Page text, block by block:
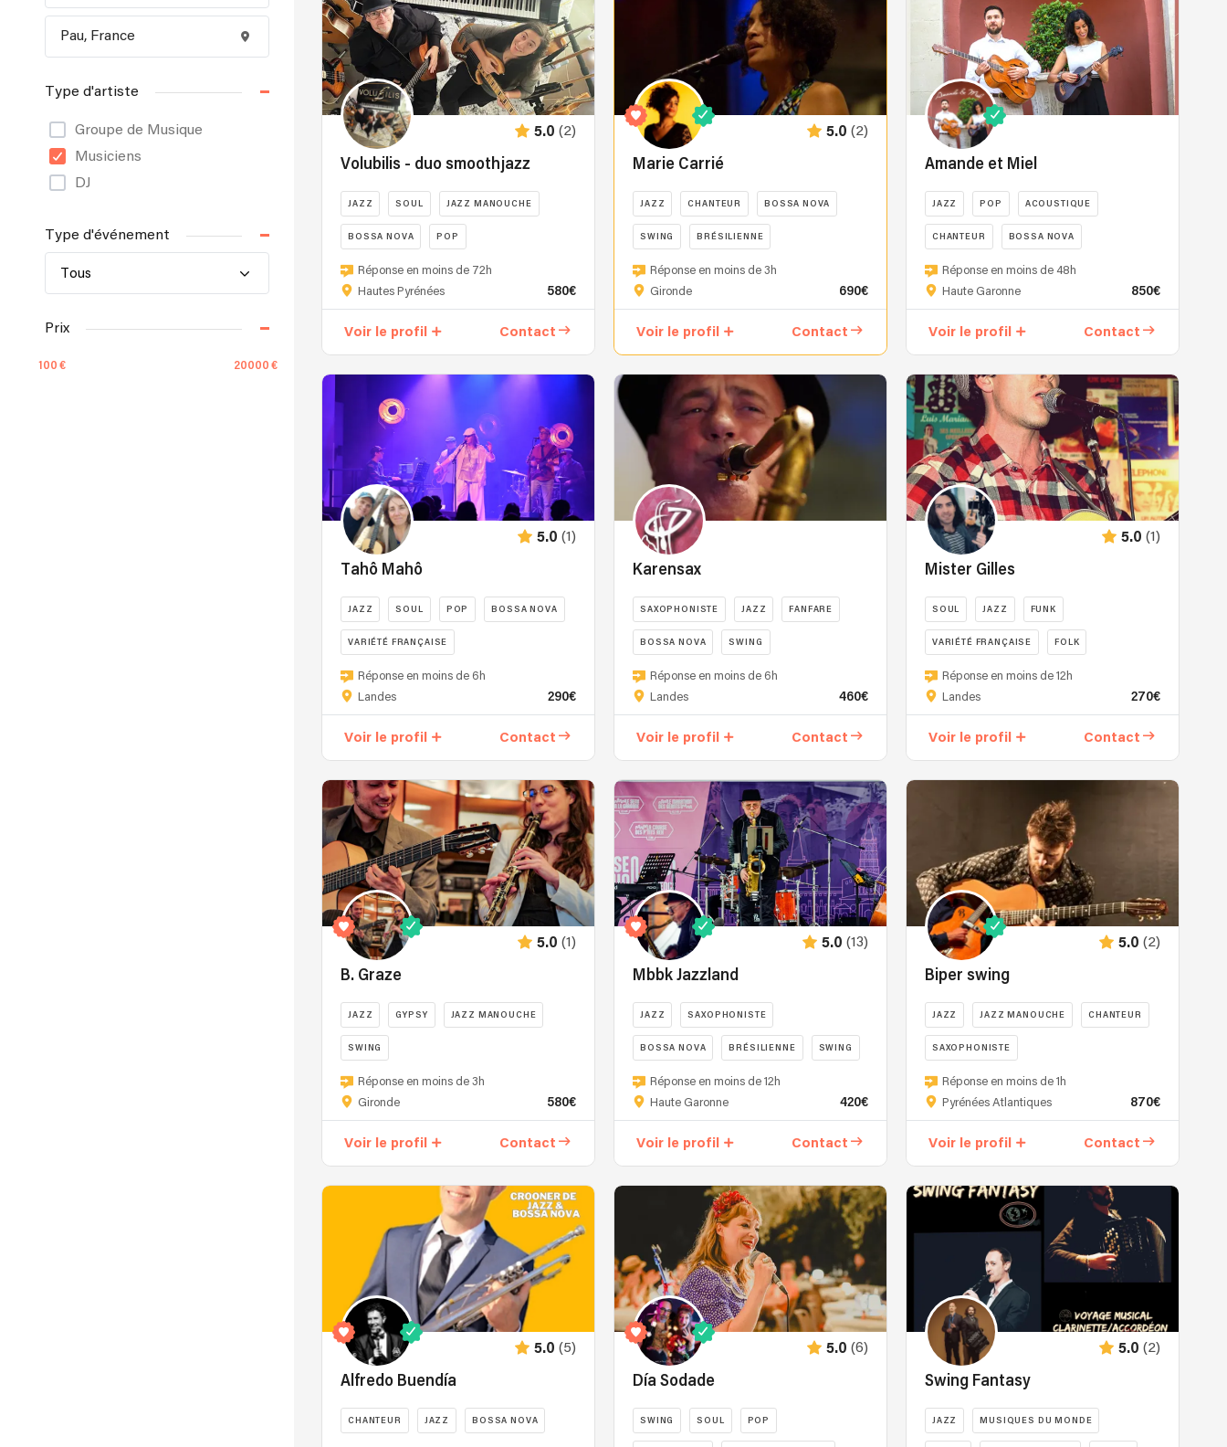
Type d'artiste
Groupe de Musique
Musiciens
DJ
Type d'événement
Tous
Prix
100 20000
5.0 (2)
Volubilis - duo smoothjazz
JAZZ SOUL JAZZ MANOUCHE
BOSSA NOVA POP
Réponse en moins de 72h
Hautes Pyrénées
580€
Voir le profil Contact
5.0 (2)
Marie Carrié
JAZZ CHANTEUR BOSSA NOVA
SWING BRÉSILIENNE
Réponse en moins de 3h
Gironde
690€
Voir le profil Contact
Amande et Miel
JAZZ POP ACOUSTIQUE
CHANTEUR BOSSA NOVA
Réponse en moins de 48h
Haute Garonne
850€
Voir le profil Contact
5.0 (1)
Tahô Mahô
JAZZ SOUL POP BOSSA NOVA
VARIÉTÉ FRANÇAISE
Réponse en moins de 6h
Landes
290€
Voir le profil Contact
Karensax
SAXOPHONISTE JAZZ FANFARE
BOSSA NOVA SWING
Réponse en moins de 6h
Landes
460€
Voir le profil Contact
5.0 (1)
Mister Gilles
SOUL JAZZ FUNK
VARIÉTÉ FRANÇAISE FOLK
Réponse en moins de 12h
Landes
270€
Voir le profil Contact
5.0 (1)
B. Graze
JAZZ GYPSY JAZZ MANOUCHE
SWING
Réponse en moins de 3h
Gironde
580€
Voir le profil Contact
5.0 (13)
Mbbk Jazzland
JAZZ SAXOPHONISTE
BOSSA NOVA BRÉSILIENNE SWING
Réponse en moins de 12h
Haute Garonne
420€
Voir le profil Contact
5.0 (2)
Biper swing
JAZZ JAZZ MANOUCHE CHANTEUR
SAXOPHONISTE
Réponse en moins de 1h
Pyrénées Atlantiques
870€
Voir le profil Contact
5.0 (5)
Alfredo Buendía
CHANTEUR JAZZ BOSSA NOVA
5.0 (6)
Día Sodade
SWING SOUL POP
5.0 (2)
Swing Fantasy
JAZZ MUSIQUES DU MONDE